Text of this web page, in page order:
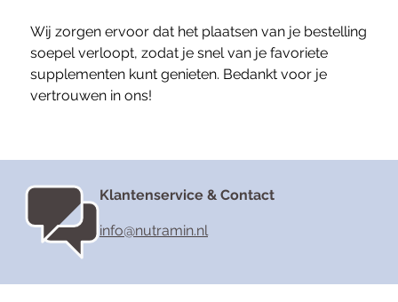
Wij zorgen ervoor dat het plaatsen van je bestelling
soepel verloopt, zodat je snel van je favoriete
supplementen kunt genieten. Bedankt voor je
vertrouwen in ons!
Klantenservice & Contact
info@nutramin.nl